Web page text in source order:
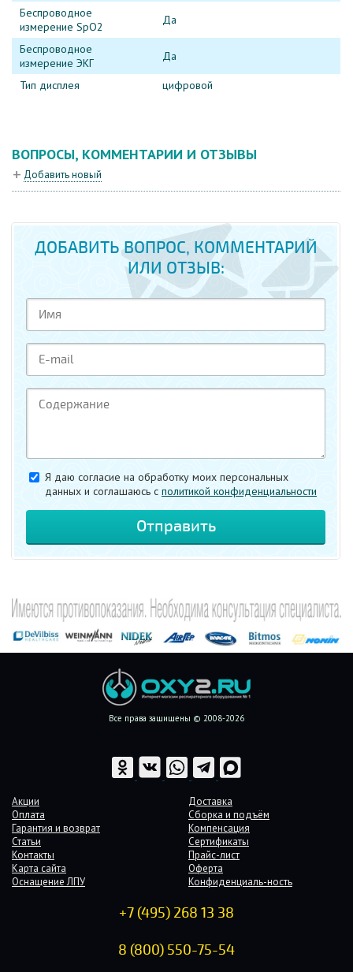
Беспроводное
измерение SpO2
Да
Беспроводное
измерение ЭКГ
Да
Тип дисплея цифровой
ВОПРОСЫ, КОММЕНТАРИИ И ОТЗЫВЫ
Добавить новый
ДОБАВИТЬ ВОПРОС, КОММЕНТАРИЙ
ИЛИ ОТЗЫВ:
Я даю согласие на обработку моих персональных
данных и соглашаюсь c политикой конфиденциальности
Все права защищены © 2008-2026
Акции
Доставка
Оплата
Сборка и подъём
Гарантия и возврат
Компенсация
Статьи
Сертификаты
Контакты
Прайс-лист
Карта сайта
Оферта
Оснащение ЛПУ
Конфиденциаль-ность
+7 (495) 268 13 38
8 (800) 550-75-54